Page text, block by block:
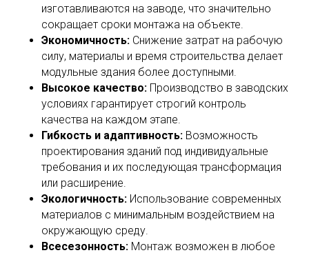
изготавливаются на заводе, что значительно
сокращает сроки монтажа на объекте.
Экономичность: Снижение затрат на рабочую
силу, материалы и время строительства делает
модульные здания более доступными.
Высокое качество: Производство в заводских
условиях гарантирует строгий контроль
качества на каждом этапе.
Гибкость и адаптивность: Возможность
проектирования зданий под индивидуальные
требования и их последующая трансформация
или расширение.
Экологичность: Использование современных
материалов с минимальным воздействием на
окружающую среду.
Всесезонность: Монтаж возможен в любое